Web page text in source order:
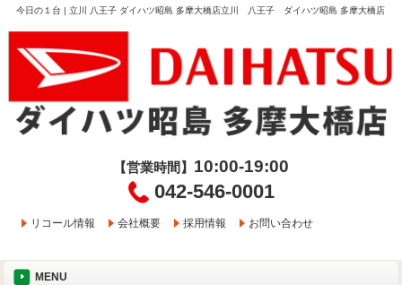
今日の１台 | 立川 八王子 ダイハツ昭島 多摩大橋店立川 八王子 ダイハツ昭島 多摩大橋店
【営業時間】 10:00-19:00
042-546-0001
リコール情報 会社概要 採用情報 お問い合わせ
MENU